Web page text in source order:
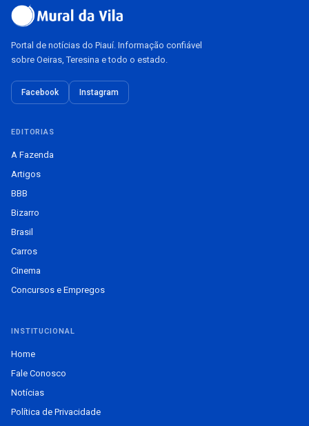
Portal de notícias do Piauí. Informação confiável
sobre Oeiras, Teresina e todo o estado.
Facebook Instagram
EDITORIAS
A Fazenda
Artigos
BBB
Bizarro
Brasil
Carros
Cinema
Concursos e Empregos
INSTITUCIONAL
Home
Fale Conosco
Notícias
Política de Privacidade